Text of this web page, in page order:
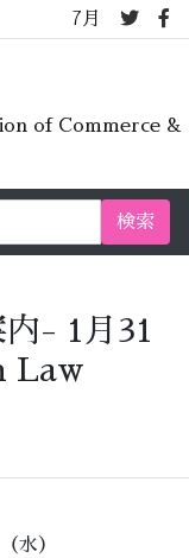
7月オープンライブ
of Commerce &
検索
- 1月31
Law
水）